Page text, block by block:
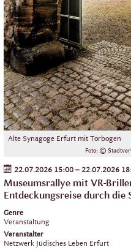
Alte Synagoge Erfurt mit Torbogen
Foto: ©
22.07.2026 15:00 – 22.07.2026
Museumsrallye mit VR-
Entdeckungsreise durch die
Genre
Veranstaltung
Veranstalter
Netzwerk Jüdisches Leben Erfurt